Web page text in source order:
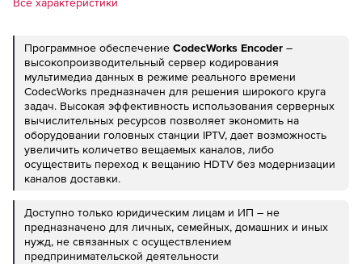
Все характеристики
Программное обеспечение CodecWorks Encoder –
высокопроизводительный сервер кодирования
мультимедиа данных в режиме реального времени
CodecWorks предназначен для решения широкого круга
задач. Высокая эффективность использования серверных
вычислительных ресурсов позволяет экономить на
оборудовании головных станции IPTV, дает возможность
увеличить количетво вещаемых каналов, либо
осуществить переход к вещанию HDTV без модернизации
каналов доставки.
Доступно только юридическим лицам и ИП – не
предназначено для личных, семейных, домашних и иных
нужд, не связанных с осуществлением
предпринимательской деятельности